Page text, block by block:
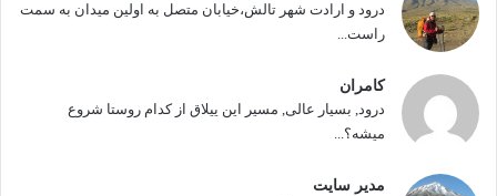
درود و ارادت شهر تالش،خیابان متصل به اولین میدان به سمت
راست...
کامران
درود, بسیار عالی, مسیر این ییلاق از کدام روستا شروع
میشه؟...
مدیر سایت